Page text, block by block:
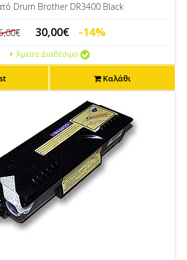
Drum Brother DR3400 Black
30,00€ -14%
Άμεσα Διαθέσιμο
Καλάθι